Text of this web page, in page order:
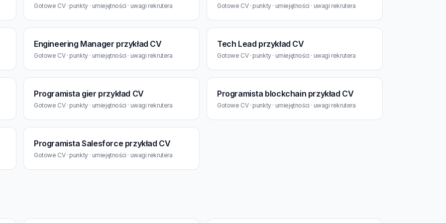
Gotowe CV · punkty · umiejętności · uwagi rekrutera Gotowe CV · punkty · umiejętności · uwagi rekrutera
Engineering Manager przykład CV
Gotowe CV · punkty · umiejętności · uwagi rekrutera
Tech Lead przykład CV
Gotowe CV · punkty · umiejętności · uwagi rekrutera
Programista gier przykład CV
Gotowe CV · punkty · umiejętności · uwagi rekrutera
Programista blockchain przykład CV
Gotowe CV · punkty · umiejętności · uwagi rekrutera
Programista Salesforce przykład CV
Gotowe CV · punkty · umiejętności · uwagi rekrutera